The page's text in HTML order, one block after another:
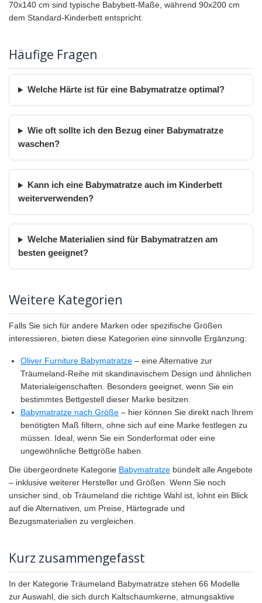
70x140 cm sind typische Babybett-Maße, während 90x200 cm
dem Standard-Kinderbett entspricht.
Häufige Fragen
Welche Härte ist für eine Babymatratze optimal?
Wie oft sollte ich den Bezug einer Babymatratze
waschen?
Kann ich eine Babymatratze auch im Kinderbett
weiterverwenden?
Welche Materialien sind für Babymatratzen am
besten geeignet?
Weitere Kategorien
Falls Sie sich für andere Marken oder spezifische Größen
interessieren, bieten diese Kategorien eine sinnvolle Ergänzung:
Oliver Furniture Babymatratze – eine Alternative zur
Träumeland-Reihe mit skandinavischem Design und ähnlichen
Materialeigenschaften. Besonders geeignet, wenn Sie ein
bestimmtes Bettgestell dieser Marke besitzen.
Babymatratze nach Größe – hier können Sie direkt nach Ihrem
benötigten Maß filtern, ohne sich auf eine Marke festlegen zu
müssen. Ideal, wenn Sie ein Sonderformat oder eine
ungewöhnliche Bettgröße haben.
Die übergeordnete Kategorie Babymatratze bündelt alle Angebote
– inklusive weiterer Hersteller und Größen. Wenn Sie noch
unsicher sind, ob Träumeland die richtige Wahl ist, lohnt ein Blick
auf die Alternativen, um Preise, Härtegrade und
Bezugsmaterialien zu vergleichen.
Kurz zusammengefasst
In der Kategorie Träumeland Babymatratze stehen 66 Modelle
zur Auswahl, die sich durch Kaltschaumkerne, atmungsaktive